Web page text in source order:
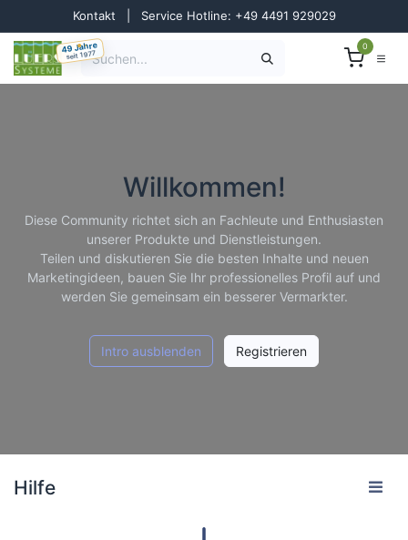
Zum Inhalt springen
Kontakt Service Hotline: +49 4491 929029
49 Jahre
seit 1977
0
Willkommen!
Diese Community richtet sich an Fachleute und Enthusiasten
unserer Produkte und Dienstleistungen.
Teilen und diskutieren Sie die besten Inhalte und neuen
Marketingideen, bauen Sie Ihr professionelles Profil auf und
werden Sie gemeinsam ein besserer Vermarkter.
Intro ausblenden Registrieren
Hilfe